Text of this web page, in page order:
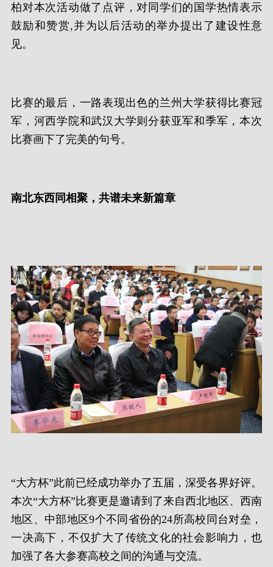
柏对本次活动做了点评，对同学们的国学热情表示
鼓励和赞赏,并为以后活动的举办提出了建设性意
见。
比赛的最后，一路表现出色的兰州大学获得比赛冠
军，河西学院和武汉大学则分获亚军和季军，本次
比赛画下了完美的句号。
南北东西同相聚，共谱未来新篇章
“大方杯”此前已经成功举办了五届，深受各界好评。
本次“大方杯”比赛更是邀请到了来自西北地区、西南
地区、中部地区9个不同省份的24所高校同台对垒，
一决高下，不仅扩大了传统文化的社会影响力，也
加强了各大参赛高校之间的沟通与交流。